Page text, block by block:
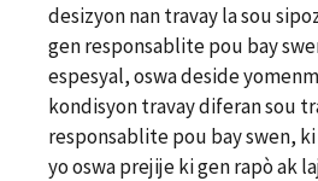
desizyon nan travay la sou
gen responsablite pou bay
espesyal, oswa deside
kondisyon travay diferan sou
responsablite pou bay swen,
yo oswa prejije ki gen rapò ak